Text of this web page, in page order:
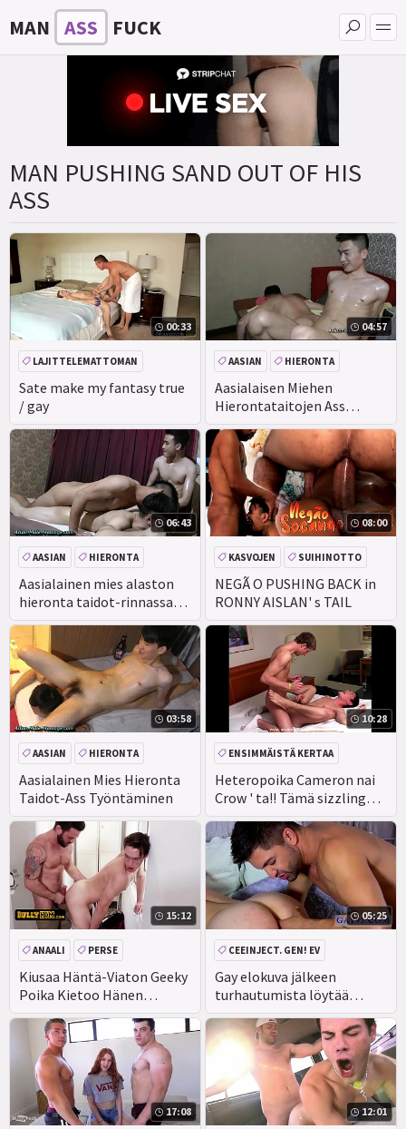
MAN ASS FUCK
MAN PUSHING SAND OUT OF HIS
ASS
00:33
Sate make my fantasy true
/ gay
LAJITTELEMATTOMAN
04:57
Aasialaisen Miehen
Hierontataitojen Ass
Työntäminen
AASIAN HIERONTA
06:43
Aasialainen mies alaston
hieronta taidot-rinnassa
työntäminen
AASIAN HIERONTA
08:00
NEGÃ O PUSHING BACK in
RONNY AISLAN' s TAIL
KASVOJEN
SUIHINOTTO
KOTITEKOINEN
ANAALI
03:58
Aasialainen Mies Hieronta
Taidot-Ass Työntäminen
AASIAN HIERONTA
10:28
Heteropoika Cameron nai
Crow ' ta!! Tämä sizzling
man fucks The last Bi out
of Crow' s rump and turns
him into a Grateful Bottom
Boy!! Nauttikaa! -Jay
ENSIMMÄISTÄ KERTAA
AMATÖÖRI
JULKINEN
TODELLISUUS
15:12
Kiusaa Häntä-Viaton Geeky
Poika Kietoo Hänen
Turvonnut Huulet Ympäri
Paksu Kukko Tulossa Ulos
Kunniaa Reikä
ANAALI
PERSE
DOMINATION
TEINI
05:25
Gay elokuva jälkeen
turhautumista löytää
siellä' s vain yksi
CEEINJECT. GEN! EV
17:08 12:01